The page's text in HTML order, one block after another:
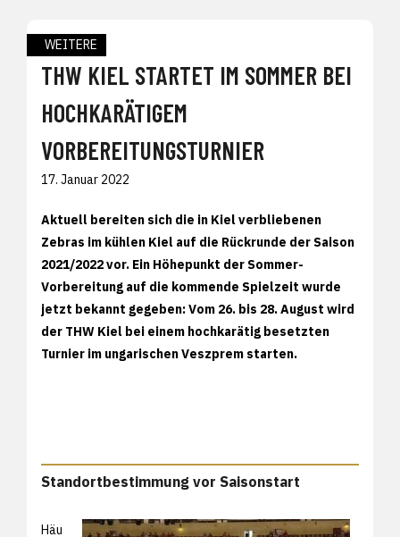
WEITERE
THW KIEL STARTET IM SOMMER BEI
HOCHKARÄTIGEM
VORBEREITUNGSTURNIER
17. Januar 2022
Aktuell bereiten sich die in Kiel verbliebenen
Zebras im kühlen Kiel auf die Rückrunde der Saison
2021/2022 vor. Ein Höhepunkt der Sommer-
Vorbereitung auf die kommende Spielzeit wurde
jetzt bekannt gegeben: Vom 26. bis 28. August wird
der THW Kiel bei einem hochkarätig besetzten
Turnier im ungarischen Veszprem starten.
Standortbestimmung vor Saisonstart
Häu